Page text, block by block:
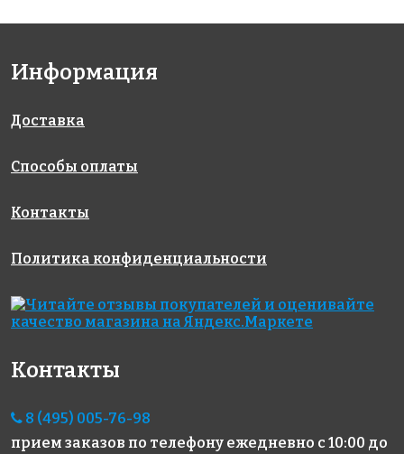
AKE190
Испания
AKE021
3570 руб./м²
Испания
313x495
5165 руб./м²
Испания
313x495
Испания
330x298
Информация
Доставка
Способы оплаты
Контакты
Политика конфиденциальности
Контакты
8 (495) 005-76-98
прием заказов по телефону ежедневно с 10:00 до